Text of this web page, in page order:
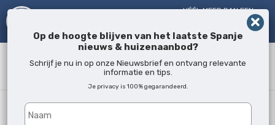
VÉÉL MEER DAN EEN
Waar?
Alle locaties
Op de hoogte blijven van het laatste Spanje
nieuws & huizenaanbod?
Schrijf je nu in op onze Nieuwsbrief en ontvang relevante
informatie en tips.
Je privacy is 100% gegarandeerd.